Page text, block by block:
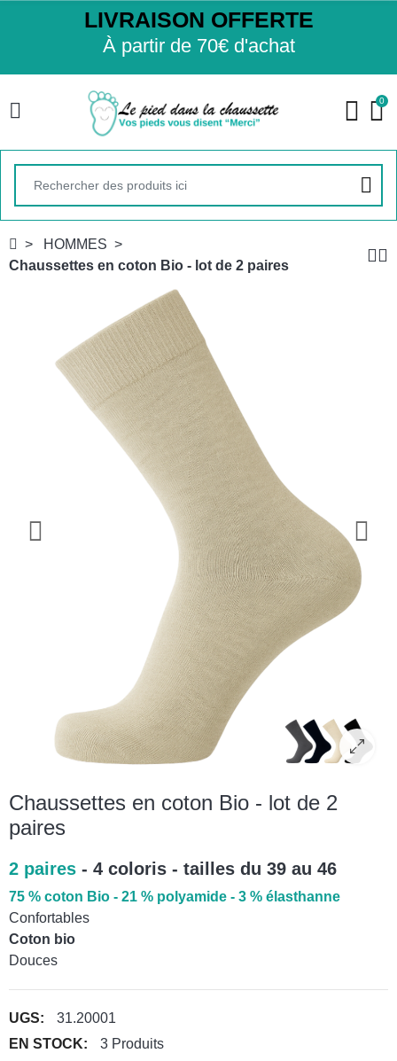
LIVRAISON OFFERTE
À partir de 70€ d'achat
0
HOMMES
Chaussettes en coton Bio - lot de 2 paires
Chaussettes en coton Bio - lot de 2
paires
2 paires - 4 coloris - tailles du 39 au 46
75 % coton Bio - 21 % polyamide - 3 % élasthanne
Confortables
Coton bio
Douces
UGS:
31.20001
EN STOCK:
3 Produits